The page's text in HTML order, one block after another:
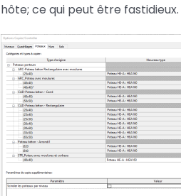
hôte; ce qui peut être fastidieux.